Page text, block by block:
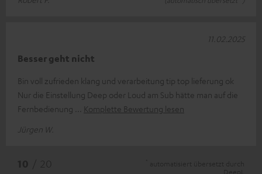
Besser geht nicht
Bin voll zufrieden klang und verarbeitung tip top lieferung ok
Nur die Einstellung Deep oder Loud am Sub hätte man auf die
Fernbedienung
Komplette Bewertung lesen
Jürgen W.
11.02.2025